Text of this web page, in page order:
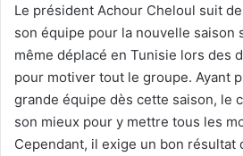
Le président Achour Cheloul suit
son équipe pour la nouvelle saison
même déplacé en Tunisie lors des
pour motiver tout le groupe. Ayant
grande équipe dès cette saison, le
son mieux pour y mettre tous les
Cependant, il exige un bon résultat